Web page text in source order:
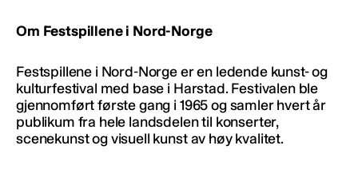
Om Festspillene i Nord-Norge
Festspillene i Nord-Norge er en ledende kunst- og
kulturfestival med base i Harstad. Festivalen ble
gjennomført første gang i 1965 og samler hvert år
publikum fra hele landsdelen til konserter,
scenekunst og visuell kunst av høy kvalitet.